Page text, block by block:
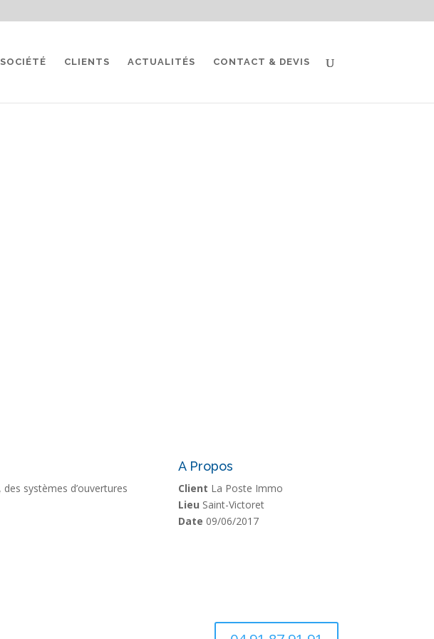
SOCIÉTÉ CLIENTS ACTUALITÉS CONTACT & DEVIS
systèmes d’ouvertures
A Propos
Client La Poste Immo
Lieu Saint-Victoret
Date 09/06/2017